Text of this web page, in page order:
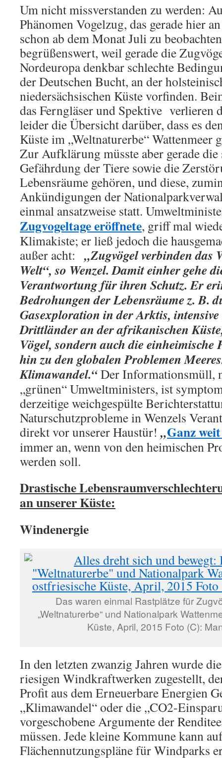
Um nicht missverstanden zu werden:
Phänomen Vogelzug, das gerade hier
schon ab dem Monat Juli zu
begrüßenswert, weil gerade die
Nordeuropa denkbar schlechte
der Deutschen Bucht, an der
niedersächsischen Küste vorfinden.
das Ferngläser und Spektive verlieren
leider die Übersicht darüber, dass es
Küste im „Weltnaturerbe“ Wattenmeer
Zur Aufklärung müsste aber gerade die
Gefährdung der Tiere sowie die
Lebensräume gehören, und diese,
Ankündigungen der
einmal ansatzweise statt.
Zugvogeltage eröffnete, griff mal
Klimakiste; er ließ jedoch die
außer acht: „Zugvögel verbinden das
Welt“, so Wenzel. Damit einher gehe
Verantwortung für ihren Schutz. Er
Bedrohungen der Lebensräume z. B.
Gasexploration in der Arktis,
Drittländer an der afrikanischen
Vögel, sondern auch die einheimische
hin zu den globalen Problemen
Klimawandel.“Der Informationsmüll,
„grünen“ Umweltministers, ist
derzeitige weichgespülte
Naturschutzprobleme in Wenzels
direkt vor unserer Haustür! „Ganz
immer an, wenn von den heimischen
werden soll.
Drastische
an unserer Küste:
Windenergie
Das waren einmal Rastplätze für
„Weltnaturerbe“ und Nationalpark
Küste, April, 2015 Foto (C):
In den letzten zwanzig Jahren wurde
riesigen Windkraftwerken zugestellt,
Profit aus dem Erneuerbare Energien
„Klimawandel“ oder die „CO2-
vorgeschobene Argumente der
müssen. Jede kleine Kommune kann
Flächennutzungspläne für Windparks